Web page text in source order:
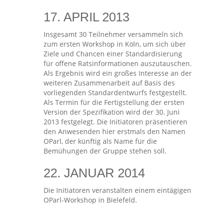
17. APRIL 2013
Insgesamt 30 Teilnehmer versammeln sich
zum ersten Workshop in Köln, um sich über
Ziele und Chancen einer Standardisierung
für offene Ratsinformationen auszutauschen.
Als Ergebnis wird ein großes Interesse an der
weiteren Zusammenarbeit auf Basis des
vorliegenden Standardentwurfs festgestellt.
Als Termin für die Fertigstellung der ersten
Version der Spezifikation wird der 30. Juni
2013 festgelegt. Die Initiatoren präsentieren
den Anwesenden hier erstmals den Namen
OParl, der künftig als Name für die
Bemühungen der Gruppe stehen soll.
22. JANUAR 2014
Die Initiatoren veranstalten einem eintägigen
OParl-Workshop in Bielefeld.